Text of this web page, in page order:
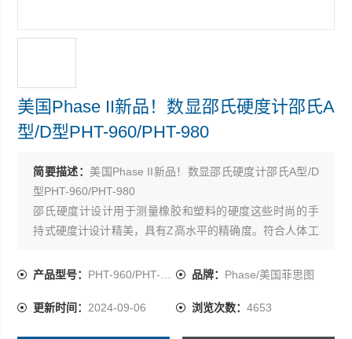
美国Phase II新品！数显邵氏硬度计邵氏A
型/D型PHT-960/PHT-980
简要描述：美国Phase II新品！数显邵氏硬度计邵氏A型/D
型PHT-960/PHT-980
邵氏硬度计设计用于测量橡胶和塑料的硬度这些时尚的手
持式硬度计设计精美，具有Z高水平的精确度。符合人体工
测量范围: 0-1000HSA （0-100 HSD）
分辨率: 0.5H
产品型号： PHT-960/PHT-980 品牌： Phase/美国菲思图
更新时间： 2024-09-06 浏览次数： 4653